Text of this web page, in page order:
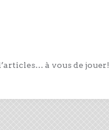
à vous de jouer!